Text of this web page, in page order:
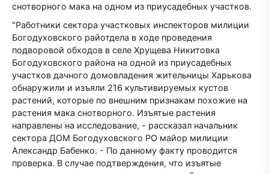
снотворного мака на одном из приусадебных участков.
"Работники сектора участковых инспекторов милиции
Богодуховского райотдела в ходе проведения
подворовой обходов в селе Хрущева Никитовка
Богодуховского района на одной из приусадебных
участков дачного домовладения жительницы Харькова
обнаружили и изъяли 216 культивируемых кустов
растений, которые по внешним признакам похожие на
растения мака снотворного. Изъятые растения
направлены на исследование, - рассказал начальник
сектора ДОМ Богодуховского РО майор милиции
Александр Бабенко. - По данному факту проводится
проверка. В случае подтверждения, что изъятые